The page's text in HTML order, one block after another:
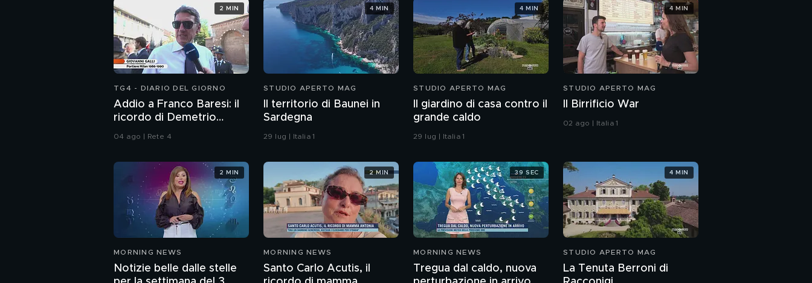
TG4 - DIARIO DEL GIORNO
Addio a Franco Baresi: il
ricordo di Demetrio
Albertini, Clarence
04 ago | Rete 4
2 MIN
STUDIO APERTO MAG
Il territorio di Baunei in
Sardegna
29 lug | Italia 1
4 MIN
STUDIO APERTO MAG
Il giardino di casa contro il
grande caldo
29 lug | Italia 1
4 MIN
STUDIO APERTO MAG
Il Birrificio War
02 ago | Italia 1
4 MIN
MORNING NEWS
Notizie belle dalle stelle
2 MIN
MORNING NEWS
Santo Carlo Acutis, il
2 MIN
MORNING NEWS
Tregua dal caldo, nuova
39 SEC
STUDIO APERTO MAG
La Tenuta Berroni di
4 MIN